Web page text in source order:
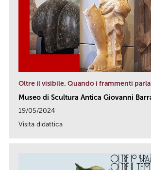
Oltre il visibile. Quando i frammenti
Museo di Scultura Antica Giovanni
19/05/2024
Visita didattica